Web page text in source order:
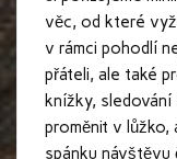
věc, od které
v rámci pohodlí
přáteli, ale také
knížky,
proměnit v
spánku návštěvu